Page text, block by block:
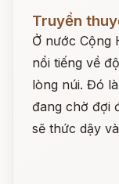
Đọc ngay
Truyền
Ở nước Cộng
nổi tiếng về
lòng núi. Đó
đang chờ đợi
sẽ thức dậy